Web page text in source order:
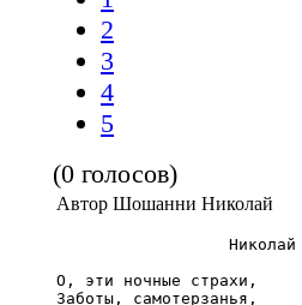
2
3
4
5
(0 голосов)
Автор Шошанни Николай
Николай
О, эти ночные страхи,
Заботы, самотерзанья,